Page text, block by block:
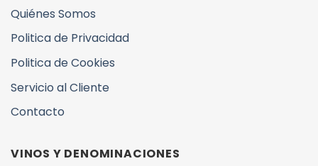
Quiénes Somos
Politica de Privacidad
Politica de Cookies
Servicio al Cliente
Contacto
VINOS Y DENOMINACIONES